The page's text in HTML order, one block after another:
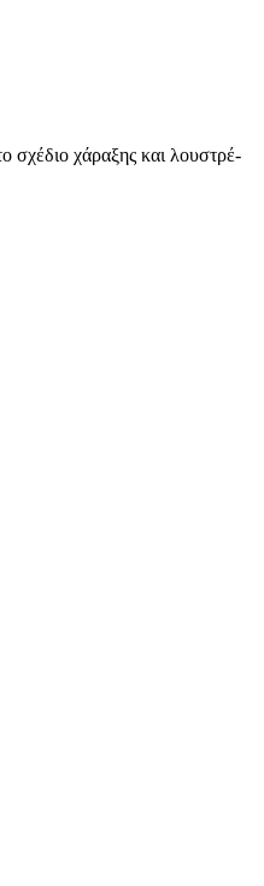
σχέδιο χάραξης και λουστρέ-